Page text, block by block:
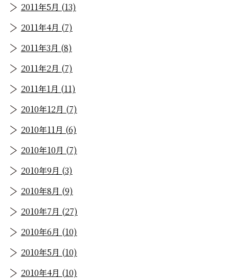
2011年5月 (13)
2011年4月 (7)
2011年3月 (8)
2011年2月 (7)
2011年1月 (11)
2010年12月 (7)
2010年11月 (6)
2010年10月 (7)
2010年9月 (3)
2010年8月 (9)
2010年7月 (27)
2010年6月 (10)
2010年5月 (10)
2010年4月 (10)